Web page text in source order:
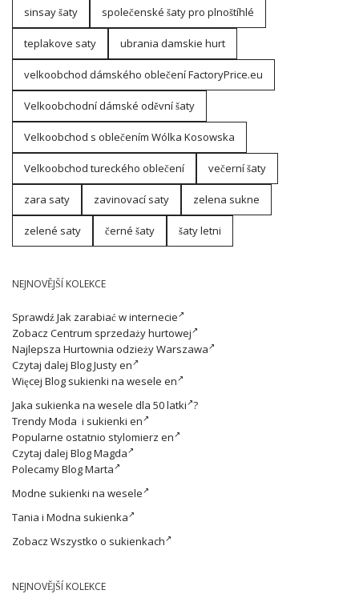
sinsay šaty společenské šaty pro plnoštíhlé
teplakove saty ubrania damskie hurt
velkoobchod dámského oblečení FactoryPrice.eu
Velkoobchodní dámské oděvní šaty
Velkoobchod s oblečením Wólka Kosowska
Velkoobchod tureckého oblečení večerní šaty
zara saty zavinovací saty zelena sukne
zelené saty černé šaty šaty letni
NEJNOVĚJŠÍ KOLEKCE
SprawdźJak zarabiać w internecie
Zobacz Centrum sprzedaży hurtowej
Najlepsza Hurtownia odzieży Warszawa
Czytaj dalej Blog Justy en
Więcej Blog sukienki na wesele en
Jaka sukienka na wesele dla 50 latki ?
TrendyModa i sukienki en
Popularne ostatnio stylomierz en
Czytaj dalej Blog Magda
PolecamyBlog Marta
Modne sukienki na wesele
Tania i Modna sukienka
Zobacz Wszystko o sukienkach
NEJNOVĚJŠÍ KOLEKCE